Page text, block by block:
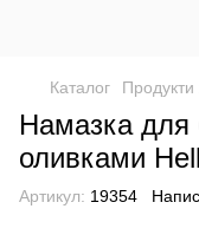
Каталог
Намазка для
оливками
Артикул: 19354